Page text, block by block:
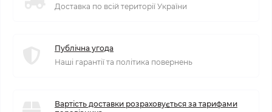
Доставка по всій території України
Публічна угода
Наші гарантії та політика повернень
Вартість доставки розраховується за тарифами